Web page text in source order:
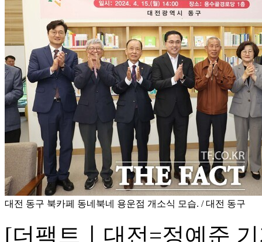
대전 동구 북카페 동네북네 용운점 개소식 모습. / 대전 동구
[더팩트ㅣ대전=정예준